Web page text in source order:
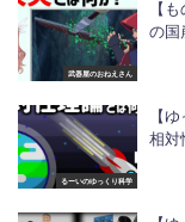
武器屋のおねえさん
【
の国
るーいのゆっくり科学
【
相対